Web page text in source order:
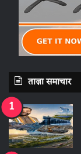
ताज़ा समाचार